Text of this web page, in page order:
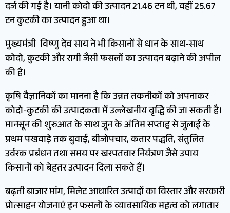
दर्ज की गई है। यानी कोदो की उत्पादन 21.46 टन थी, वहीं 25.67
टन कुटकी का उत्पादन हुआ था।
मुख्यमंत्री विष्णु देव साय ने भी किसानों से धान के साथ-साथ
कोदो, कुटकी और रागी जैसी फसलों का उत्पादन बढ़ाने की अपील
की है।
कृषि वैज्ञानिकों का मानना है कि उन्नत तकनीकों को अपनाकर
कोदो-कुटकी की उत्पादकता में उल्लेखनीय वृद्धि की जा सकती है।
मानसून की शुरुआत के साथ जून के अंतिम सप्ताह से जुलाई के
प्रथम पखवाड़े तक बुवाई, बीजोपचार, कतार पद्धति, संतुलित
उर्वरक प्रबंधन तथा समय पर खरपतवार नियंत्रण जैसे उपाय
किसानों को बेहतर उत्पादन दिला सकते हैं।
बढ़ती बाजार मांग, मिलेट आधारित उत्पादों का विस्तार और सरकारी
प्रोत्साहन योजनाएं इन फसलों के व्यावसायिक महत्व को लगातार